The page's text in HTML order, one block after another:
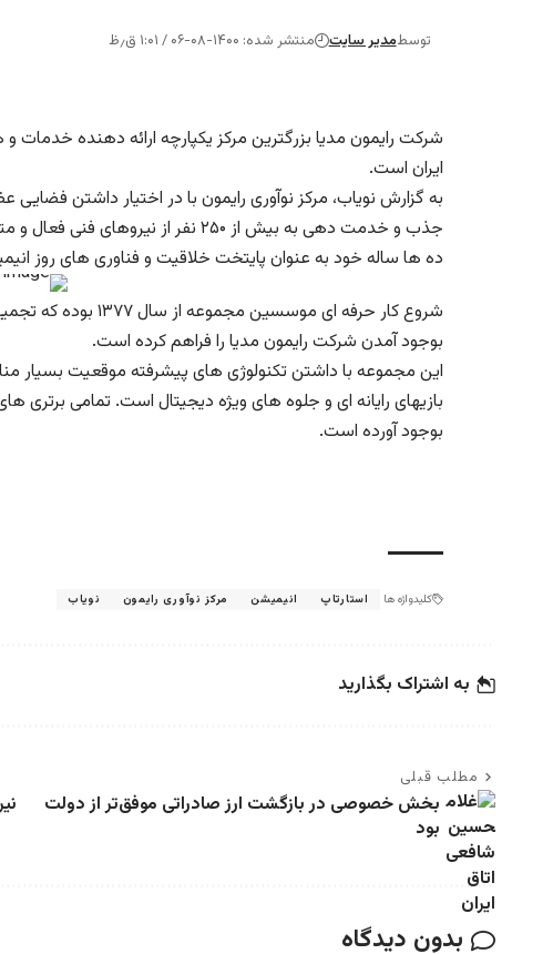
توسطمدیر سایت منتشر شده: ۱۴۰۰-۰۸-۰۶ / ۱:۰۱ ق٫ظ
شرکت رایمون مدیا بزرگترین مرکز یکپارچه ارائه دهنده خدمات
ایران است.
به گزارش نویاب، مرکز نوآوری رایمون با در اختیار داشتن فضایی
جذب و خدمت دهی به بیش از ۲۵۰ نفر از
ده ها ساله خود به عنوان پایتخت خلاقیت و فناوری های روز
شروع کار حرفه ای
بوجود آمدن شرکت رایمون مدیا را فراهم کرده است.
این مجموعه با داشتن تکنولوژی های پیشرفته موقعیت
بازیهای رایانه ای و جلوه های ویژه دیجیتال است. تمامی
بوجود آورده است.
کلیدواژه ها استارتاپ انیمیشن مرکز نوآوری رایمون نویاب
به اشتراک بگذارید
مطلب قبلی
بخش خصوصی در بازگشت ارز صادراتی موفق‌تر از دولت
بود
بدون دیدگاه